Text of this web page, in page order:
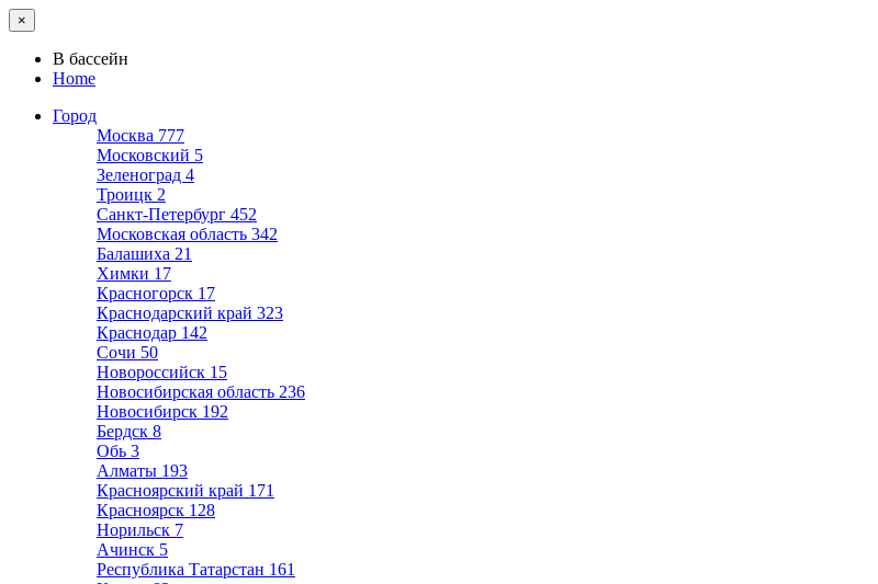
×
В бассейн
Home
Город
Москва 777
Московский 5
Зеленоград 4
Троицк 2
Санкт-Петербург 452
Московская область 342
Балашиха 21
Химки 17
Красногорск 17
Краснодарский край 323
Краснодар 142
Сочи 50
Новороссийск 15
Новосибирская область 236
Новосибирск 192
Бердск 8
Обь 3
Алматы 193
Красноярский край 171
Красноярск 128
Норильск 7
Ачинск 5
Республика Татарстан 161